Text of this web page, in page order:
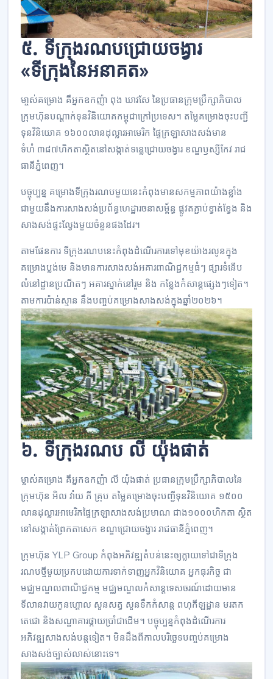
៥. ទីក្រុង​រណប​ជ្រោយ​ចង្វារ
«ទីក្រុង​នៃ​អនាគត»
មា្ចស់​គម្រោង គឺ​អ្នកឧកញ៉ា ពុង ឃាវសែ នៃ​ប្រធាន​ក្រុមប្រឹក្សាភិបាល
ក្រុមហ៊ុន​បណ្តាក់​ទុន​វិនិយោគ​កម្ពុជា​ក្រៅ​ប្រទេស។ តម្លៃ​គម្រោង​ចុះ​បញ្ជី​
ទុន​វិនិយោគ ១៦០០​លាន​ដុល្លារ​អាមេរិក​ ផ្ទៃ​ក្រឡា​សាងសង់មាន​
ទំហំ ៣៨៧​ហិកតា​ស្ថិត​នៅ​សង្កាត់​ទន្លេ​ជ្រោយ​ចង្វារ ខណ្ឌ​ឫស្សីកែវ រាជ​
ធានី​ភ្នំពេញ។
បច្ចុប្បន្ន គម្រោង​​ទីក្រុង​​រណប​​មួយ​នេះ​កំពុង​មាន​សកម្មភាព​យ៉ាង​ខ្លាំង​​
ជាមួយ​នឹង​ការ​សាងសង់​ប្រព័ន្ធ​ហេដ្ឋា​រចនា​សម្ព័ន្ធ ផ្លូវ​តភ្ជាប់​​ខ្វាត់​ខ្វែង និង​
សាងសង់​ផ្ទះ​ល្វែង​មួយ​ចំនួន​ផងដែរ។
តាម​ផែនការ​ ទីក្រុង​រណប​នេះ​កំពុង​ដំណើរការ​ទៅ​មុខ​យ៉ាង​រលូន​ក្នុង​
គម្រោង​ប្លង់មេ និង​មាន​ការ​សាងសង់​អគារ​ពាណិជ្ជ​កម្ម​ធំៗ ផ្សារ​ទំនើប
លំនៅដ្ឋាន​ប្រណីតៗ អគារ​ស្នាក់​នៅ​រួម និង កន្លែងកំសាន្តផ្សេងៗទៀត។
តាម​ការ​ប៉ាន់​ស្មាន នឹង​​បពា្ចប់​គម្រោង​សាងសង់​ក្នុង​ឆ្នាំ​២០២៦។
៦. ទីក្រុង​រណប លី យ៉ុងផាត់
ម្ចាស់​គម្រោង គឺ​អ្នក​ឧកញ៉ា លី យ៉ុងផាត់ ប្រធាន​ក្រុមប្រឹក្សាភិបាល​នៃ
ក្រុមហ៊ុន អិល វ៉ាយ ភី គ្រុប តម្លៃ​គម្រោង​ចុះ​បញ្ជី​ទុន​វិនិយោគ ១៥០០​
លាន​ដុល្លារ​អាមេរិក​ផ្ទៃ​ក្រឡា​សាងសង់​ប្រមាណ ជាង​១០០០​ហិកតា ស្ថិត​
នៅ​សង្កាត់​ព្រែកតាសេក ខណ្ឌ​ជ្រោយចង្វារ រាជ​ធានី​ភ្នំពេញ។
ក្រុមហ៊ុន YLP Group កំពុង​អភិវឌ្ឍ​តំបន់​នេះ​ឲ្យ​ក្លាយ​ទៅ​ជា​ទីក្រុង​
រណប​ថ្មី​មួយ​ប្រកប​ដោយ​ការ​ទាក់ទាញ​អ្នក​វិនិយោគ អ្នក​ធុរកិច្ច ជា​
មជ្ឈមណ្ឌល​ពាណិជ្ជកម្ម​ មជ្ឈមណ្ឌល​កំសាន្ត​ទេសចរណ៍​ដោយ​មាន​
ទីលាន​វាយ​កូនហ្គោល សួនសត្វ សួន​ទឹក​កំសាន្ត ពហុកីឡដ្ឋាន មរតក​
តេជោ និង​សណ្ឋាគារ​ផ្កាយ​ប្រាំ​ជាដើម។ បច្ចុប្បន្នកំពុងដំណើរការ
អភិវឌ្ឍសាងសង់​បន្ត​​ទៀត។ មិន​ដឹង​ពី​កាល​បរិច្ឆេទ​បញ្ចប់​គម្រោង​
សាងសង់​ច្បាស់​លាស់​នោះ​ទេ។